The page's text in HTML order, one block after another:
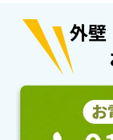
外壁